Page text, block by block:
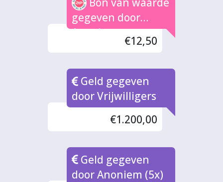
gegeven door
Anoniem
€12,50
Geld gegeven
door Vrijwilligers
€1.200,00
Geld gegeven
door Anoniem (5x)